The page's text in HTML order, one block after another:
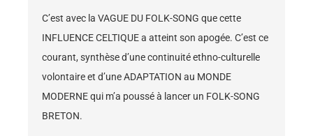
C’est avec la VAGUE DU FOLK-SONG que cette
INFLUENCE CELTIQUE a atteint son apogée. C’est ce
courant, synthèse d’une continuité ethno-culturelle
volontaire et d’une ADAPTATION au MONDE
MODERNE qui m’a poussé à lancer un FOLK-SONG
BRETON.